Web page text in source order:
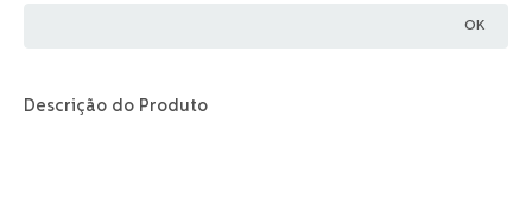
Descrição do Produto